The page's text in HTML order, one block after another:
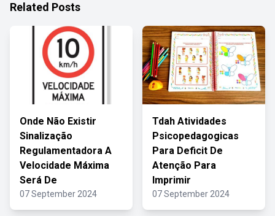
Related Posts
Onde Não Existir
Sinalização
Regulamentadora A
Velocidade Máxima
Será De
07 September 2024
Tdah Atividades
Psicopedagogicas
Para Deficit De
Atenção Para
Imprimir
07 September 2024